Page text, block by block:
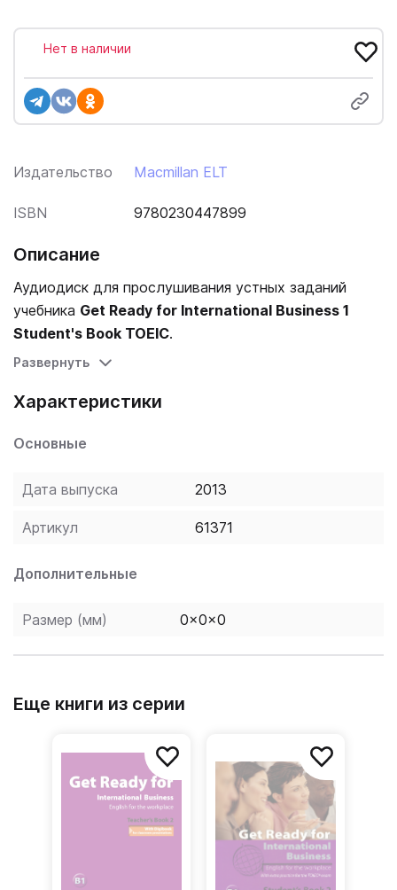
Издательство Macmillan ELT
ISBN 9780230447899
Нет в наличии
Описание
Аудиодиск для прослушивания устных заданий
учебника Get Ready for International Business 1
Student's Book TOEIC.
Развернуть
Характеристики
Основные
Дата выпуска 2013
Артикул 61371
Дополнительные
Размер (мм) 0x0x0
Еще книги из серии